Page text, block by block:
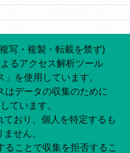
写・複製・転載を禁ず)
るアクセス解析ツール
」を使用しています。
はデータの収集のために
ています。
おり、個人を特定するも
せん。
ることで収集を拒否するこ